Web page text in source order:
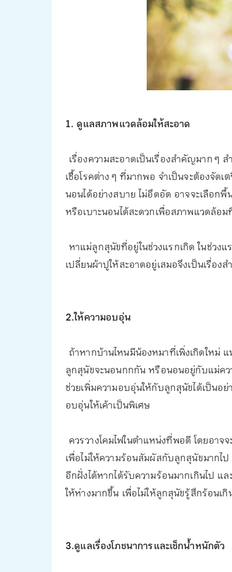
1. ดูแลสภาพแวดล้อมให้สะอาด
เรื่องความสะอาดเป็นเรื่องสำคัญมาก ๆ
เชื้อโรคต่าง ๆ ที่มากพอ จำเป็นจะต้องจั
นอนได้อย่างสบาย ไม่อึดอัด อาจจะเลือก
หรือเบาะนอนได้สะดวกเพื่อสภาพแวดล้อม
หาแม่ลูกสุนัขที่อยู่ในช่วงแรกเกิด ในช่วง
เปลี่ยนผ้าปูให้สะอาดอยู่เสมอจึงเป็นเรื่อง
2.ให้ความอบอุ่น
ถ้าหากบ้านไหนมีน้องหมาที่เพิ่งเกิดใหม่
ลูกสุนัขจะนอนกกกัน หรือนอนอยู่กับแม่คว
ช่วยเพิ่มความอบอุ่นให้กับลูกสุนัขได้เป็นอ
อบอุ่นให้เค้าเป็นพิเศษ
ควรวางโคมไฟในตำแหน่งที่พอดี โดยอาจ
เพื่อไม่ให้ความร้อนสัมผัสกับลูกสุนัขมากไ
อีกฝั่งได้หากได้รับความร้อนมากเกินไป แ
ให้ห่างมากขึ้น เพื่อไม่ให้ลูกสุนัขรู้สึกร้อนเกิ
3.ดูแลเรื่องโภชนาการและเช็กน้ำหนักตัว